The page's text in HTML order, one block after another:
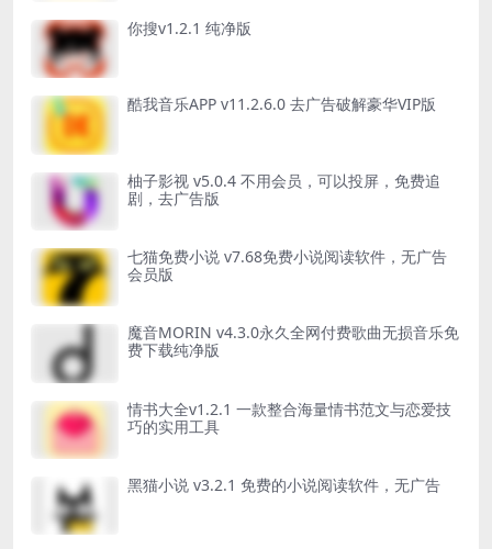
你搜v1.2.1 纯净版
酷我音乐APP v11.2.6.0 去广告破解豪华VIP版
柚子影视 v5.0.4 不用会员，可以投屏，免费追
剧，去广告版
七猫免费小说 v7.68免费小说阅读软件，无广告
会员版
魔音MORIN v4.3.0永久全网付费歌曲无损音乐免
费下载纯净版
情书大全v1.2.1 一款整合海量情书范文与恋爱技
巧的实用工具
黑猫小说 v3.2.1 免费的小说阅读软件，无广告